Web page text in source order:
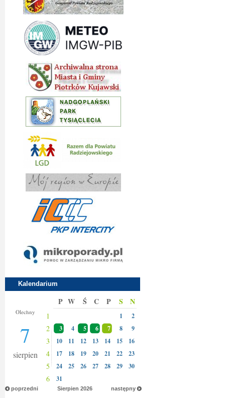
Kalendarium
Olechny
7
sierpien
P W Ś C P S N
1 1 2
2 3 4 5 6 7 8 9
3 10 11 12 13 14 15 16
4 17 18 19 20 21 22 23
5 24 25 26 27 28 29 30
6 31
poprzedni następny
Sierpien 2026